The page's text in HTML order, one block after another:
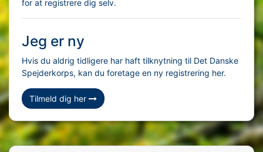
for at registrere dig selv.
Jeg er ny
Hvis du aldrig tidligere har haft tilknytning til Det Danske
Spejderkorps, kan du foretage en ny registrering her.
Tilmeld dig her